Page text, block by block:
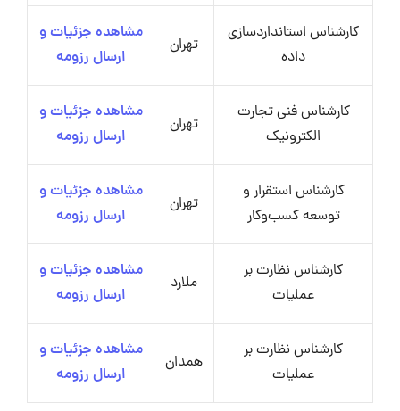
کارشناس استانداردسازی
داده
تهران
مشاهده جزئیات و
ارسال رزومه
کارشناس فنی تجارت
الکترونیک
تهران
مشاهده جزئیات و
ارسال رزومه
کارشناس استقرار و
توسعه کسب‌وکار
تهران
مشاهده جزئیات و
ارسال رزومه
کارشناس نظارت بر
عملیات
ملارد
مشاهده جزئیات و
ارسال رزومه
کارشناس نظارت بر
عملیات
همدان
مشاهده جزئیات و
ارسال رزومه